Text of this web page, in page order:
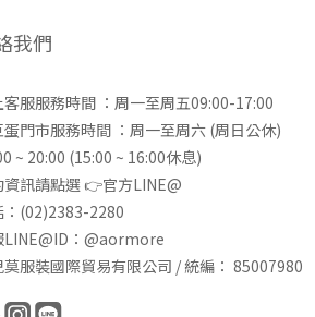
我們
客服服務時間 ：周一至周五09:00-17:00
蛋門市服務時間 ：周一至周六 (周日公休)
~ 20:00 (15:00 ~ 16:00休息)
資訊請點選 👉官方LINE@
：(02)2383-2280
LINE@ID：@aormore
莫服裝國際貿易有限公司 / 統編： 85007980